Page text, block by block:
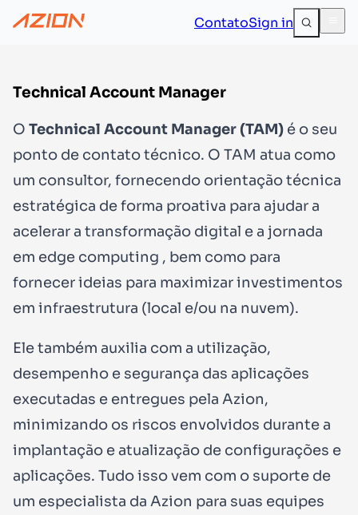
ContatoSign in
Technical Account Manager
O Technical Account Manager (TAM) é o seu
ponto de contato técnico. O TAM atua como
um consultor, fornecendo orientação técnica
estratégica de forma proativa para ajudar a
acelerar a transformação digital e a jornada
em edge computing , bem como para
fornecer ideias para maximizar investimentos
em infraestrutura (local e/ou na nuvem).
Ele também auxilia com a utilização,
desempenho e segurança das aplicações
executadas e entregues pela Azion,
minimizando os riscos envolvidos durante a
implantação e atualização de configurações e
aplicações. Tudo isso vem com o suporte de
um especialista da Azion para suas equipes